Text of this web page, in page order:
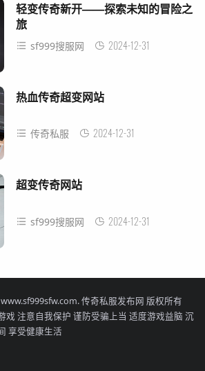
轻变传奇新开——探索未知的冒险之
旅
sf999搜服网 2024-12-31
热血传奇超变网站
传奇私服 2024-12-31
超变传奇网站
sf999搜服网 2024-12-31
传奇私服发布网 版权所有
戏 注意自我保护 谨防受骗上当 适度游戏益脑 沉
享受健康生活